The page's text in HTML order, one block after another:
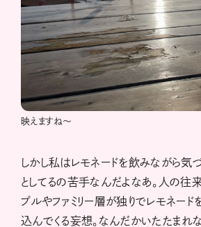
映えますね〜
しかし私はレモネードを飲みながら気
としてるの苦手なんだよなあ。人の往来
プルやファミリー層が独りでレモネー
込んでくる妄想。なんだかいたたまれ